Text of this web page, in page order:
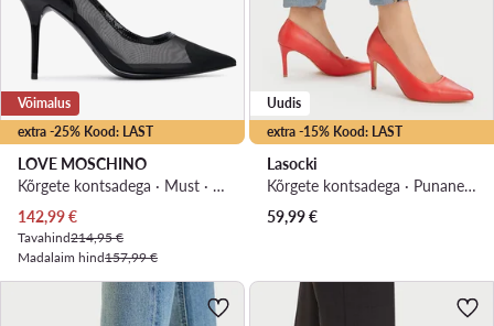
extra -25% Kood: LAST
Võimalus
LOVE MOSCHINO
Kõrgete kontsadega · Must · 9.5 cm
Praegune hind
142,99€
Tavahind214,95 €
Madalaim hind157,99 €
extra -15% Kood: LAST
Uudis
Lasocki
Kõrgete kontsadega · Punane · 8.5 cm
59,99€